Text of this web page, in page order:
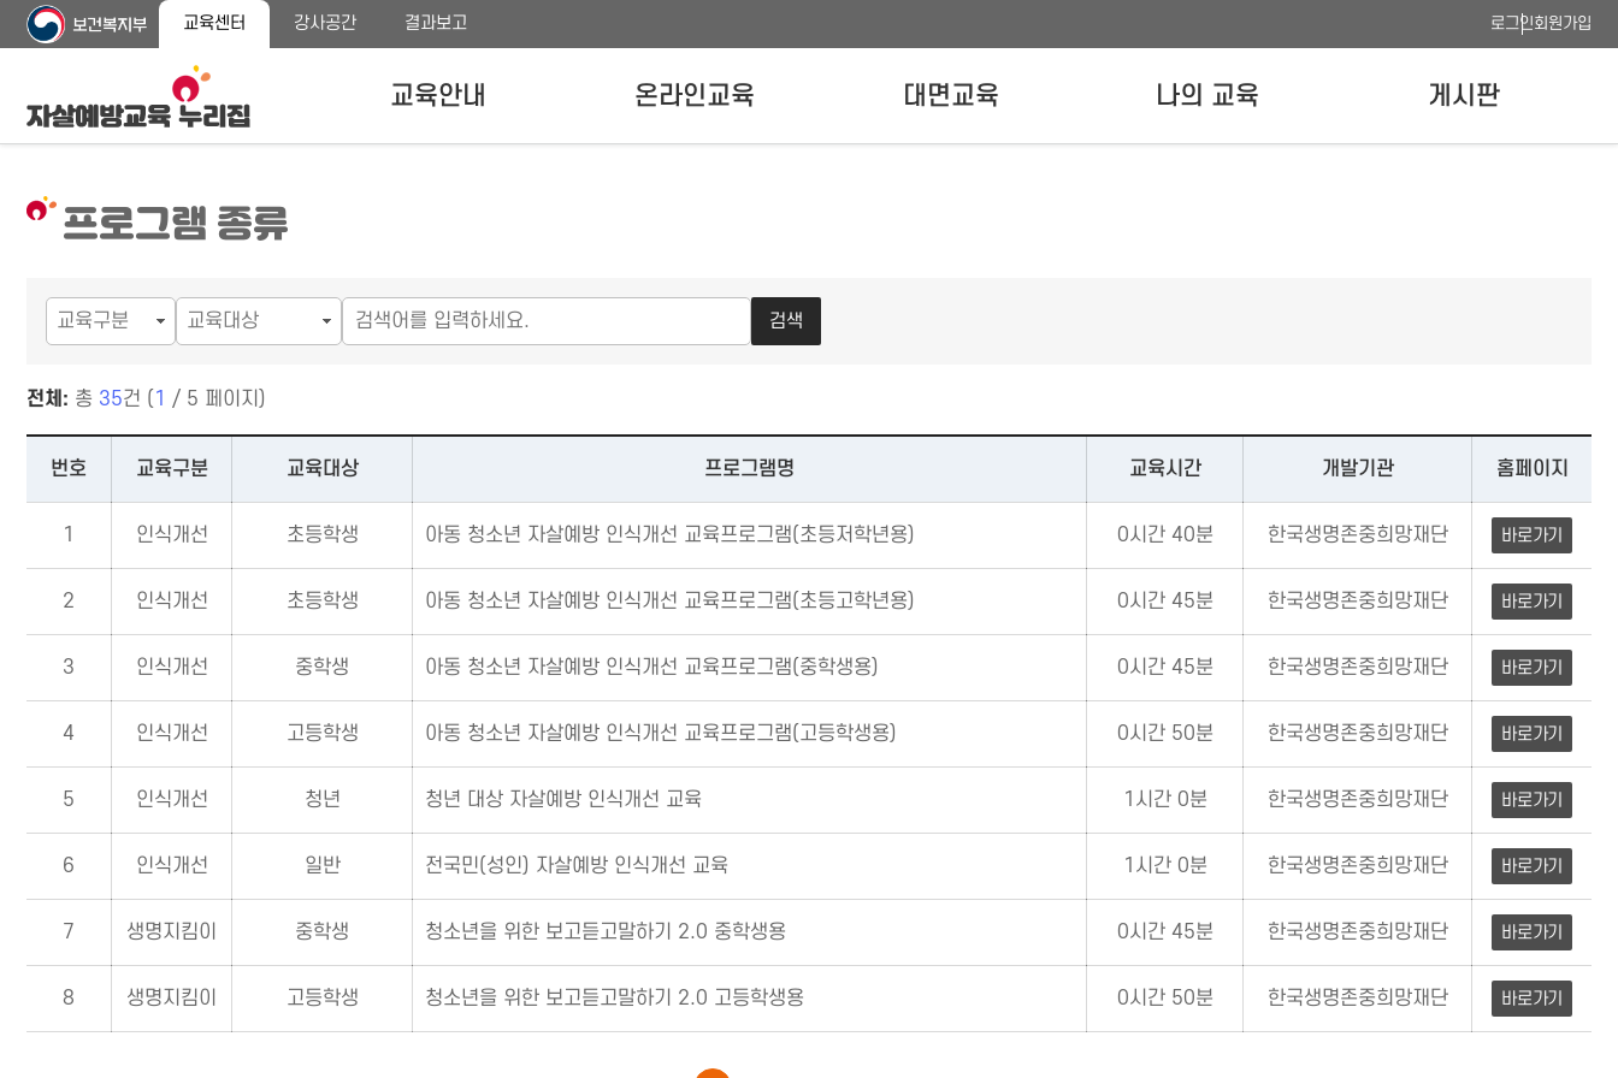
뉴
기
바
교육센터 강사공간 결과보고 로그인회원가입
교육안내
프로그램 종류
온라인교육 대면교육 나의 교육 게시판
프로그램 종류
검색
전체: 총 35건 ( 1 / 5 페이지)
번호
교육구분 교육대상 프로그램명 교육시간 개발기관 홈페이지
1 인식개선 초등학생 아동 청소년 자살예방 인식개선 교육프로그램(초등저학년용) 0시간 40분 한국생명존중희망재단 바로가기
2 인식개선 초등학생 아동 청소년 자살예방 인식개선 교육프로그램(초등고학년용) 0시간 45분 한국생명존중희망재단 바로가기
3 인식개선 중학생 아동 청소년 자살예방 인식개선 교육프로그램(중학생용) 0시간 45분 한국생명존중희망재단 바로가기
4 인식개선 고등학생 아동 청소년 자살예방 인식개선 교육프로그램(고등학생용) 0시간 50분 한국생명존중희망재단 바로가기
5 인식개선 청년 청년 대상 자살예방 인식개선 교육 1시간 0분 한국생명존중희망재단 바로가기
6 인식개선 일반 전국민(성인) 자살예방 인식개선 교육 1시간 0분 한국생명존중희망재단 바로가기
7 생명지킴이 중학생 청소년을 위한 보고듣고말하기 2.0 중학생용 0시간 45분 한국생명존중희망재단 바로가기
8 생명지킴이 고등학생 청소년을 위한 보고듣고말하기 2.0 고등학생용 0시간 50분 한국생명존중희망재단 바로가기